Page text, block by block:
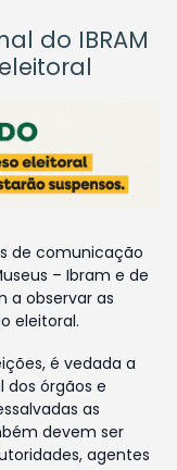
do IBRAM
de comunicação
– Ibram e de
a observar as
eleitoral.
é vedada a
órgãos e
as
devem ser
agentes